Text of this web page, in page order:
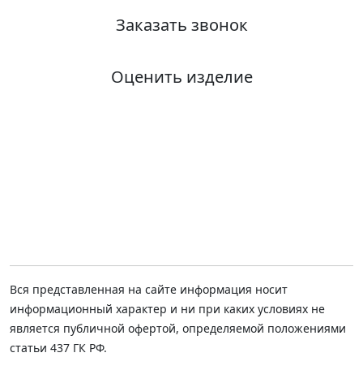
Заказать звонок
Оценить изделие
Вся представленная на сайте информация носит
информационный характер и ни при каких условиях не
является публичной офертой, определяемой положениями
статьи 437 ГК РФ.